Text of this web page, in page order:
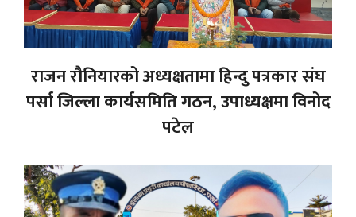
राजन रौनियारको अध्यक्षतामा हिन्दु पत्रकार संघ
पर्सा जिल्ला कार्यसमिति गठन, उपाध्यक्षमा विनोद
पटेल